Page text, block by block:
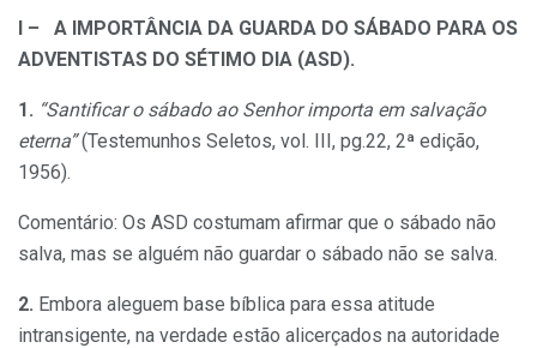
I – A lMPORTÂNCIA DA GUARDA DO SÁBADO PARA OS
ADVENTISTAS DO SÉTIMO DIA (ASD).
1. “Santificar o sábado ao Senhor importa em salvação
eterna”(Testemunhos Seletos, vol. III, pg.22, 2ª edição,
1956).
Comentário: Os ASD costumam afirmar que o sábado não
salva, mas se alguém não guardar o sábado não se salva.
2. Embora aleguem base bíblica para essa atitude
intransigente, na verdade estão alicerçados na autoridade